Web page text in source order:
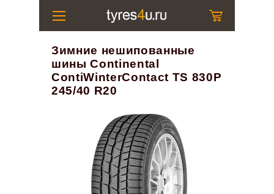
Зимние нешипованные
шины Continental
ContiWinterContact TS 830P
245/40 R20